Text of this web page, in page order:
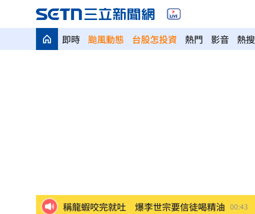
即時 颱風動態 台股怎投資 熱門 影音 熱搜
樂天女孩淚揭往事 愛意表達障礙遭重擊 00:41